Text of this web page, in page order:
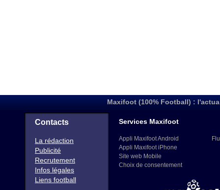
Maxifoot (100% Football) :
Contacts
La rédaction
Publicité
Recrutement
Infos légales
Liens football
Services Maxifoot
Appli Maxifoot Android
Appli Maxifoot iPhone
Site web Mobile
Choix de consentement